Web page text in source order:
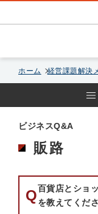
ホーム 経営課題解決
ビジネスQ&A
販路
質問：
Q百貨店とショ
を教えてくださ